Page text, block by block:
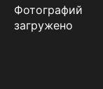
Фотографий
загружено